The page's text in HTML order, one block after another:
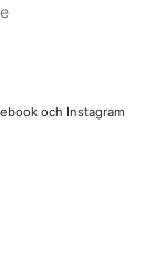
och Instagram